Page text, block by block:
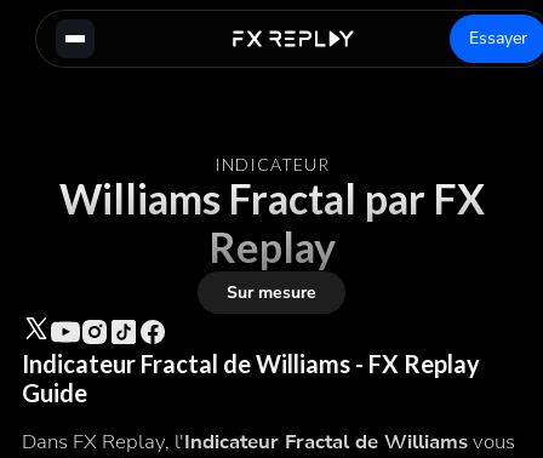
Essayer
INDICATEUR
Williams Fractal par FX
Replay
Sur mesure
Indicateur Fractal de Williams - FX Replay
Guide
Dans FX Replay, l'Indicateur Fractal de Williamsvous